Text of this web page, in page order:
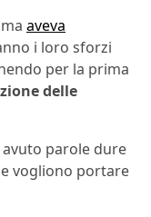
aveva
i loro sforzi
per la prima
delle
parole dure
vogliono portare